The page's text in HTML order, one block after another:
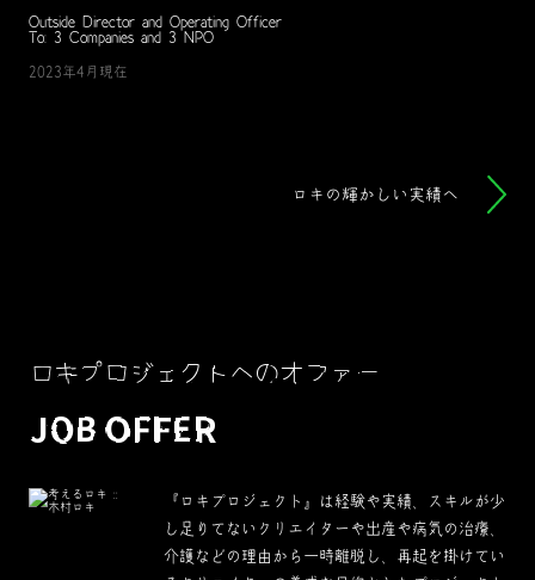
Outside Director and Operating Officer
To: 3 Companies and 3 NPO
2023年4月現在
ロキの輝かしい実績へ
ロキプロジェクトへのオファー
JOB OFFER
『ロキプロジェクト』は経験や実績、スキルが少
し足りてないクリエイターや出産や病気の治療、
介護などの理由から一時離脱し、再起を掛けてい